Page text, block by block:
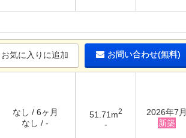
お気に入りに追加 お問い合わせ(無料)
なし / 6ヶ月
なし / -
51.71m2
-
2026年7月
新築